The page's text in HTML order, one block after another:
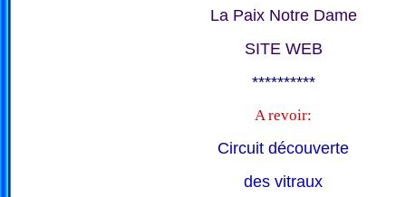
La Paix Notre Dame
SITE WEB
**********
A revoir:
Circuit découverte
des vitraux